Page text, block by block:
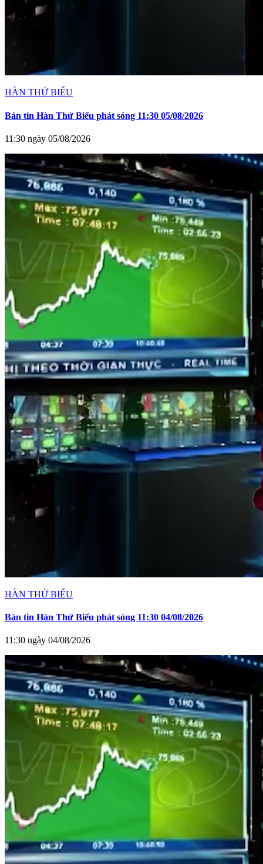
HÀN THỬ BIỂU
Bản tin Hàn Thử Biểu phát sóng 11:30 05/08/2026
11:30 ngày 05/08/2026
HÀN THỬ BIỂU
Bản tin Hàn Thử Biểu phát sóng 11:30 04/08/2026
11:30 ngày 04/08/2026